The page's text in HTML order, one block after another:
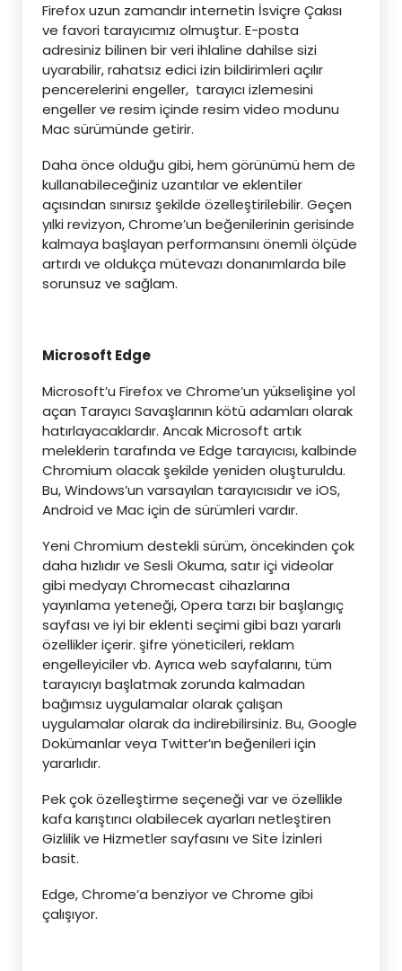
Firefox uzun zamandır internetin İsviçre Çakısı
ve favori tarayıcımız olmuştur. E-posta
adresiniz bilinen bir veri ihlaline dahilse sizi
uyarabilir, rahatsız edici izin bildirimleri açılır
pencerelerini engeller, tarayıcı izlemesini
engeller ve resim içinde resim video modunu
Mac sürümünde getirir.
Daha önce olduğu gibi, hem görünümü hem de
kullanabileceğiniz uzantılar ve eklentiler
açısından sınırsız şekilde özelleştirilebilir. Geçen
yılki revizyon, Chrome’un beğenilerinin gerisinde
kalmaya başlayan performansını önemli ölçüde
artırdı ve oldukça mütevazı donanımlarda bile
sorunsuz ve sağlam.
Microsoft Edge
Microsoft’u Firefox ve Chrome’un yükselişine yol
açan Tarayıcı Savaşlarının kötü adamları olarak
hatırlayacaklardır. Ancak Microsoft artık
meleklerin tarafında ve Edge tarayıcısı, kalbinde
Chromium olacak şekilde yeniden oluşturuldu.
Bu, Windows’un varsayılan tarayıcısıdır ve iOS,
Android ve Mac için de sürümleri vardır.
Yeni Chromium destekli sürüm, öncekinden çok
daha hızlıdır ve Sesli Okuma, satır içi videolar
gibi medyayı Chromecast cihazlarına
yayınlama yeteneği, Opera tarzı bir başlangıç ​​
sayfası ve iyi bir eklenti seçimi gibi bazı yararlı
özellikler içerir. şifre yöneticileri, reklam
engelleyiciler vb. Ayrıca web sayfalarını, tüm
tarayıcıyı başlatmak zorunda kalmadan
bağımsız uygulamalar olarak çalışan
uygulamalar olarak da indirebilirsiniz. Bu, Google
Dokümanlar veya Twitter’ın beğenileri için
yararlıdır.
Pek çok özelleştirme seçeneği var ve özellikle
kafa karıştırıcı olabilecek ayarları netleştiren
Gizlilik ve Hizmetler sayfasını ve Site İzinleri
basit.
Edge, Chrome’a ​​benziyor ve Chrome gibi
çalışıyor.